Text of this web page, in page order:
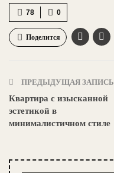
0
78
Поделится
ПРЕДЫДУЩАЯ ЗАПИСЬ
Квартира с изысканной
эстетикой в
минималистичном стиле